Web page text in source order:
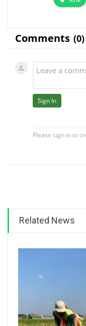
Related News